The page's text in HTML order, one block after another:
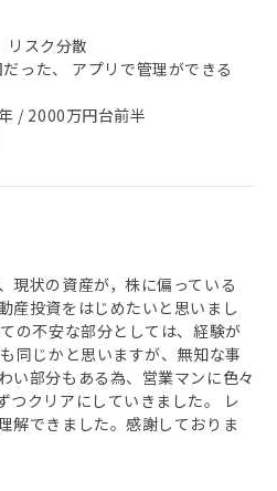
リスク分散
った、 アプリで管理ができる
/ 2000万円台前半
現状の資産が，株に偏っている
産投資をはじめたいと思いまし
の不安な部分としては、経験が
同じかと思いますが、無知な事
い部分もある為、営業マンに色々
つクリアにしていきました。 レ
解できました。感謝しておりま